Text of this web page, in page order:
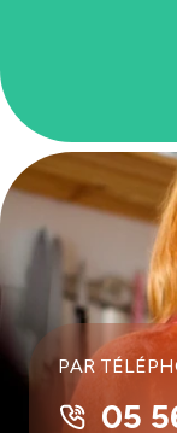
PAR
05